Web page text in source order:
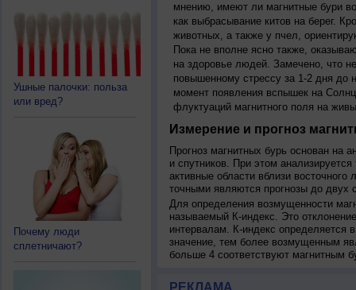
Ушные палочки: польза
или вред?
Почему люди
сплетничают?
мнению, имеют ли магнитные бури
как выбрасывание китов на берег.
животных, а также у пчел,
Пока не вполне ясно также,
на здоровье людей. Замечено, что
повышенному стрессу за 1-2 дня до
момент появления вспышек на
флуктуаций магнитного поля на
Измерение и прогноз
Прогноз магнитных бурь основан на
и спутников. При этом
активные области вблизи
точными являются прогнозы до двух
Для определения возмущенности
называемый К-индекс. Это
интервалам. К-индекс определяется
значение, тем более возмущенным
больше 4 соответствуют магнитным
РЕКЛАМА